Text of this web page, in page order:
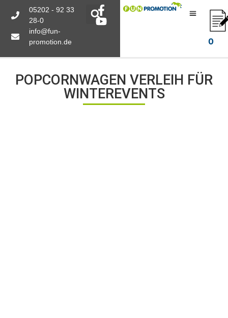
05202 - 92 33
28-0
info@fun-
promotion.de
0
POPCORNWAGEN VERLEIH FÜR
WINTEREVENTS